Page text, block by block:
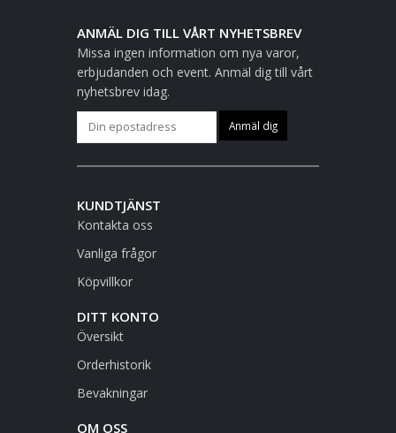
ANMÄL DIG TILL VÅRT NYHETSBREV
Missa ingen information om nya varor,
erbjudanden och event. Anmäl dig till vårt
nyhetsbrev idag.
KUNDTJÄNST
Kontakta oss
Vanliga frågor
Köpvillkor
DITT KONTO
Översikt
Orderhistorik
Bevakningar
OM OSS